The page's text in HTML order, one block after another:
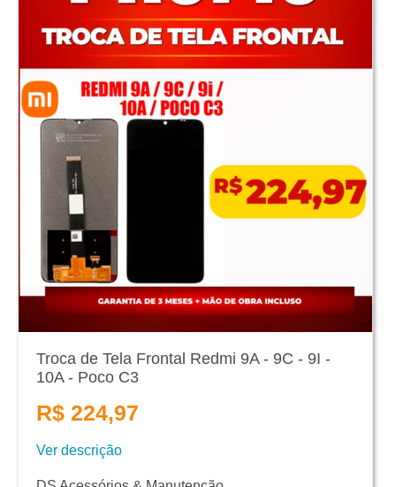
Troca de Tela Frontal Redmi 9A - 9C - 9I -
10A - Poco C3
R$ 224,97
Ver descrição